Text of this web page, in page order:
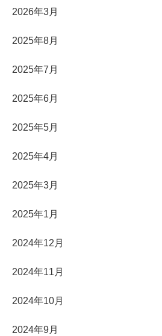
2026年3月
2025年8月
2025年7月
2025年6月
2025年5月
2025年4月
2025年3月
2025年1月
2024年12月
2024年11月
2024年10月
2024年9月